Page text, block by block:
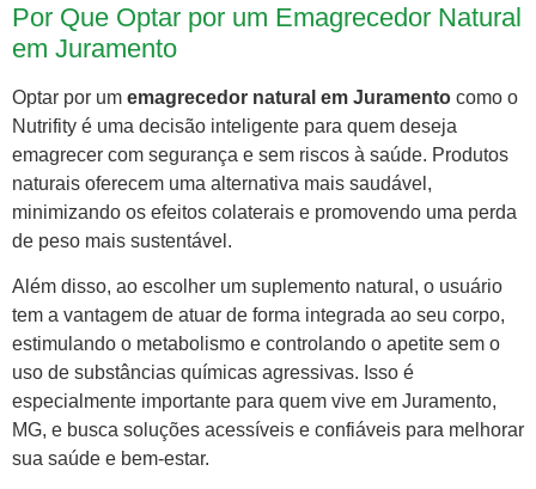
Por Que Optar por um Emagrecedor Natural
em Juramento
Optar por um emagrecedor natural em Juramento como o
Nutrifity é uma decisão inteligente para quem deseja
emagrecer com segurança e sem riscos à saúde. Produtos
naturais oferecem uma alternativa mais saudável,
minimizando os efeitos colaterais e promovendo uma perda
de peso mais sustentável.
Além disso, ao escolher um suplemento natural, o usuário
tem a vantagem de atuar de forma integrada ao seu corpo,
estimulando o metabolismo e controlando o apetite sem o
uso de substâncias químicas agressivas. Isso é
especialmente importante para quem vive em Juramento,
MG, e busca soluções acessíveis e confiáveis para melhorar
sua saúde e bem-estar.